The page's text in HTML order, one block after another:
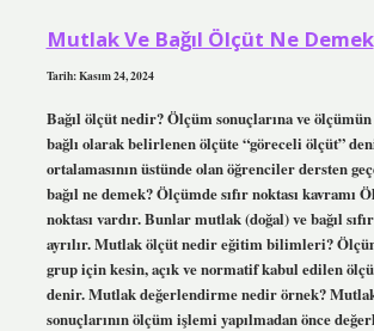
Mutlak Ve Bağıl Ölçüt Ne Demek
Tarih: Kasım 24, 2024
Bağıl ölçüt nedir? Ölçüm sonuçlarına ve ölçümün
bağlı olarak belirlenen ölçüte “göreceli ölçüt”
ortalamasının üstünde olan öğrenciler dersten
bağıl ne demek? Ölçümde sıfır noktası kavramı
noktası vardır. Bunlar mutlak (doğal) ve bağıl
ayrılır. Mutlak ölçüt nedir eğitim bilimleri?
grup için kesin, açık ve normatif kabul edilen
denir. Mutlak değerlendirme nedir örnek?
sonuçlarının ölçüm işlemi yapılmadan önce